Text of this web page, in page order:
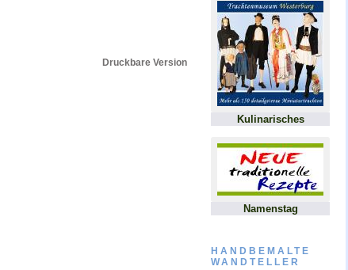
Druckbare Version
Kulinarisches
Namenstag
HANDBEMALTE
WANDTELLER